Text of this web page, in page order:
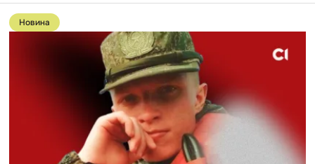
Перейти
до
публікації
Новина